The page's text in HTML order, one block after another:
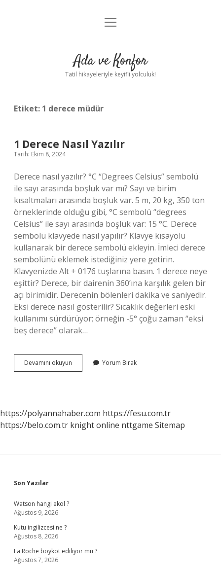
Anasayfa
Yasal Uyarı
menüyü
Ada ve Konfor
Tatil hikayeleriyle keyifli yolculuk!
Etiket: 1 derece müdür
1 Derece Nasıl Yazılır
Tarih: Ekim 8, 2024
Derece nasıl yazılır? °C “Degrees Celsius” sembolü
ile sayı arasında boşluk var mı? Sayı ve birim
kısaltmaları arasında boşluk var. 5 m, 20 kg, 350 ton
örneklerinde olduğu gibi, °C sembolü “degrees
Celsius” ile sayı arasında boşluk var: 15 °C. Derece
sembolü klavyede nasıl yapılır? Klavye kısayolu
kullanarak bir derece sembolü ekleyin. İmleci derece
sembolünü eklemek istediğiniz yere getirin.
Klavyenizde Alt + 0176 tuşlarına basın. 1 derece neye
eşittir? Derece, bir dairenin 360’ına karşılık gelen bir
açı birimidir. Derecenin bölenleri dakika ve saniyedir.
Eksi derece nasıl gösterilir? Sıcaklık değerleri eski
kullanımı sürdürüyor; örneğin -5° çoğu zaman “eksi
beş derece” olarak…
Devamını okuyun
Derece
Yorum Bırak
https://polyannahaber.com https://fesu.com.tr
https://belo.com.tr knight online nttgame Sitemap
Sidebar
Son Yazılar
Watson hangi ekol ?
Ağustos 9, 2026
Kutu ingilizcesi ne ?
Ağustos 8, 2026
La Roche boykot ediliyor mu ?
Ağustos 7, 2026